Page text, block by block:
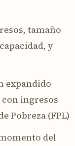
tamaño
y
expandido
ingresos
Pobreza (FPL)
del